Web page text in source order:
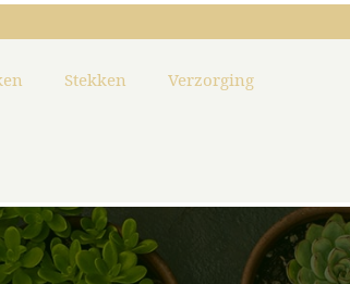
Stekken Verzorging